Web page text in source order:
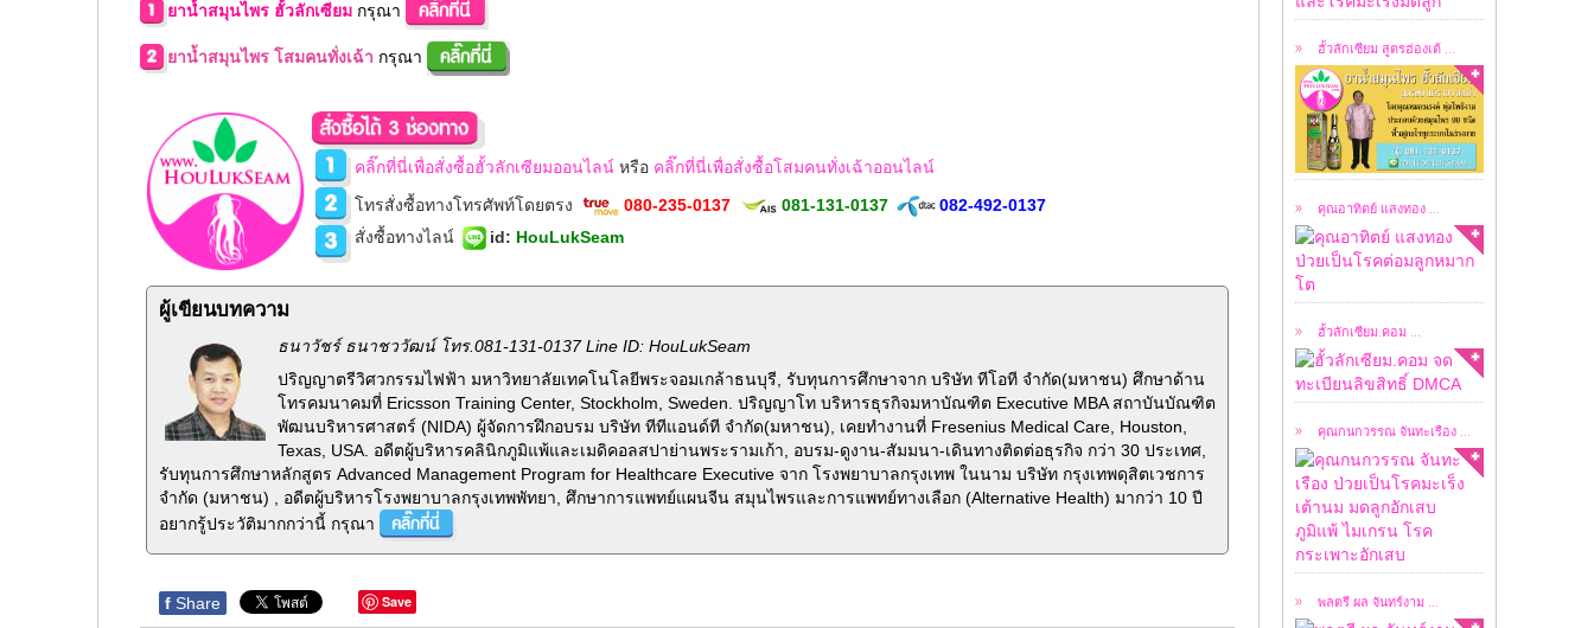
ยาน้ำสมุนไพร ฮั้วลักเซียม กรุณา
ยาน้ำสมุนไพร โสมคนทั่งเฉ้า กรุณา
คลิ๊กที่นี่เพื่อสั่งซื้อฮั้วลักเซียมออนไลน์ หรือ คลิ๊กที่นี่เพื่อสั่งซื้อโสมคนทั่งเฉ้าออนไลน์
โทรสั่งซื้อทางโทรศัพท์โดยตรง
080-235-0137 081-131-0137
082-492-0137
สั่งซื้อทางไลน์
id: HouLukSeam
ผู้เขียนบทความ
ธนาวัชร์ ธนาชววัฒน์ โทร.081-131-0137 Line ID: HouLukSeam
ปริญญาตรีวิศวกรรมไฟฟ้า มหาวิทยาลัยเทคโนโลยีพระจอมเกล้าธนบุรี, รับทุนการศึกษาจาก บริษัท ทีโอที จำกัด(มหาชน) ศึกษาด้าน
โทรคมนาคมที่ Ericsson Training Center, Stockholm, Sweden. ปริญญาโท บริหารธุรกิจมหาบัณฑิต Executive MBA สถาบันบัณฑิต
พัฒนบริหารศาสตร์ (NIDA) ผู้จัดการฝึกอบรม บริษัท ทีทีแอนด์ที จำกัด(มหาชน), เคยทำงานที่ Fresenius Medical Care, Houston,
Texas, USA. อดีตผู้บริหารคลินิกภูมิแพ้และเมดิคอลสปาย่านพระรามเก้า, อบรม-ดูงาน-สัมมนา-เดินทางติดต่อธุรกิจ กว่า 30 ประเทศ,
รับทุนการศึกษาหลักสูตร Advanced Management Program for Healthcare Executive จาก โรงพยาบาลกรุงเทพ ในนาม บริษัท กรุงเทพดุสิตเวชการ
จำกัด (มหาชน) , อดีตผู้บริหารโรงพยาบาลกรุงเทพพัทยา, ศึกษาการแพทย์แผนจีน สมุนไพรและการแพทย์ทางเลือก (Alternative Health) มากว่า 10 ปี
อยากรู้ประวัติมากกว่านี้ กรุณา
f Share Save
ฮั้วลักเซียม สูตรฮ่องเต้ ...
คุณอาทิตย์ แสงทอง ...
อาทิตย์ แสงทอง ป่วย
เป็นโรคต่อมลูกหมาก
โต ...
ฮั้วลักเซียม.คอม ...
ลิขสิทธิ์ผมชื่อ ธนาวัชร์
ธนาชววัฒน์ ...
คุณกนกวรรณ จันทะเรือง ...
เคสผู้ป่วยวันนี้ ผมขอ
อนุญาตให้ชมคลิปการ
สัมภาษณ์ ...
พลตรี ผล จันทร์งาม ...
เคสผู้ป่วยวันนี้ ผมขอ
อนุญาตให้ชมคลิปการ
สัมภาษณ์ ...